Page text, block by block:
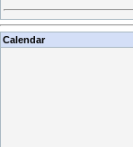
Calendar